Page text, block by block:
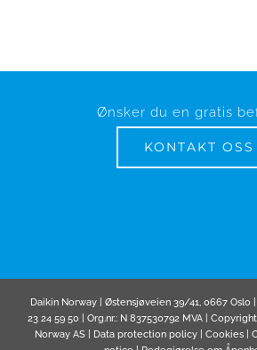
Ønsker du en gratis
KONTAKT OSS
Daikin Norway | Østensjøveien 39/41, 0667 Oslo
23 24 59 50 | Org.nr.: N 837530792 MVA |
Norway AS | Data protection policy Cookies